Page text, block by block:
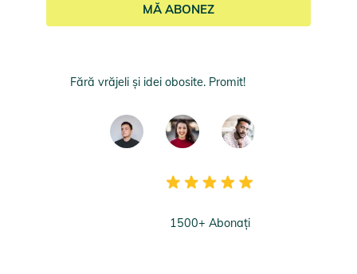
MĂ ABONEZ
Fără vrăjeli și idei obosite. Promit!
1500+ Abonați